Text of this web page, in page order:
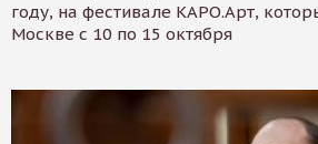
году, на фестивале КАРО.Арт,
Москве с 10 по 15 октября